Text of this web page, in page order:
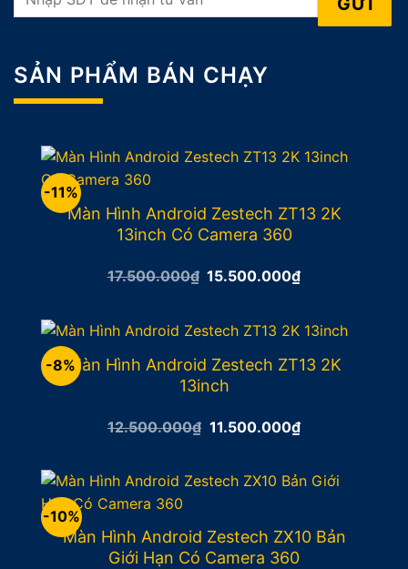
SẢN PHẨM BÁN CHẠY
-11%
Màn Hình Android Zestech ZT13 2K
13inch Có Camera 360
17.500.000₫ Giá
15.500.000₫Giá
15.500.000₫.
-8%Màn Hình Android Zestech ZT13 2K
13inch
12.500.000₫ Giá
12.500.000₫.
11.500.000₫Giá
hiện
11.500.000₫.
-10%
Màn Hình Android Zestech ZX10 Bản
Giới Hạn Có Camera 360